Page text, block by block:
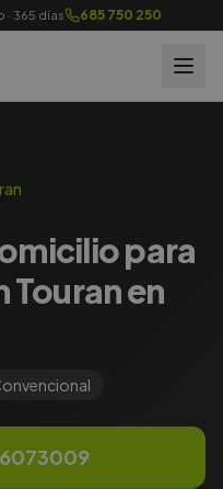
365 días 685 750 250
para
en